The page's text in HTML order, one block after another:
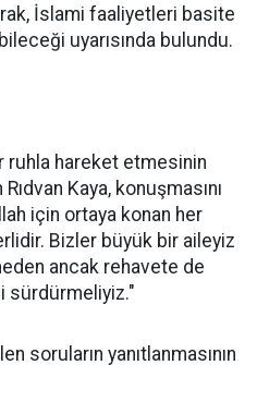
İslami faaliyetleri basite
uyarısında bulundu.
ruhla hareket etmesinin
Kaya, konuşmasını
için ortaya konan her
Bizler büyük bir aileyiz
ancak rehavete de
sürdürmeliyiz."
soruların yanıtlanmasının